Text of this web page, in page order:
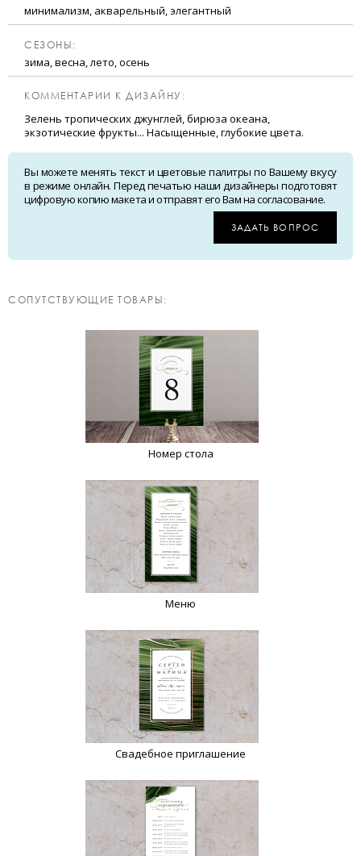
минимализм, акварельный, элегантный
CЕЗОНЫ:
зима, весна, лето, осень
КОММЕНТАРИИ К ДИЗАЙНУ:
Зелень тропических джунглей, бирюза океана,
экзотические фрукты... Насыщенные, глубокие цвета.
Вы можете менять текст и цветовые палитры по Вашему вкусу
в режиме онлайн. Перед печатью наши дизайнеры подготовят
цифровую копию макета и отправят его Вам на согласование.
ЗАДАТЬ ВОПРОС
CОПУТСТВУЮЩИЕ ТОВАРЫ:
Номер стола
Меню
Свадебное приглашение